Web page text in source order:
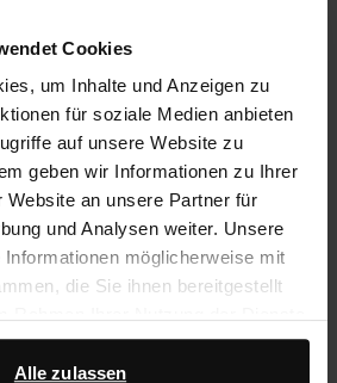
Cookies
um Inhalte und Anzeigen zu
für soziale Medien anbieten
auf unsere Website zu
geben wir Informationen zu Ihrer
Website an unsere Partner für
und Analysen weiter. Unsere
möglicherweise mit
die Sie ihnen bereitgestellt
Alle zulassen
Veloursleder-Slipper haben ein
Design. Der Absatz hat
Die Falten auf dem Spann
Look der Slip-ons
der Schuhe ist aus
ist aus Leder gearbeitet.